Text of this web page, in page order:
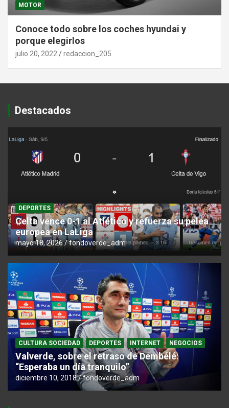
MOTOR
Conoce todo sobre los coches hyundai y
porque elegirlos
julio 20, 2022 redaccion_205
Destacados
DEPORTES
Celta vence 0-1 al Atlético y refuerza su pelea
europea en LaLiga
mayo 18, 2026 fondoverde_adm
CULTURA SOCIEDAD DEPORTES INTERNET NEGOCIOS
Valverde, sobre el retraso de Dembélé:
“Esperaba un día tranquilo”
diciembre 10, 2018 fondoverde_adm